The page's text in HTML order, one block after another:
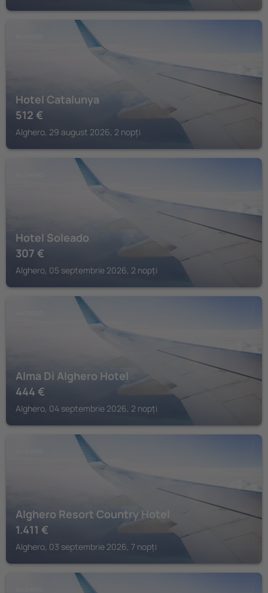
Hotel Catalunya
512 €
Alghero, 29 august 2026, 2 nopți
Hotel Soleado
307 €
Alghero, 05 septembrie 2026, 2 nopți
Alma Di Alghero Hotel
444 €
Alghero, 04 septembrie 2026, 2 nopți
Alghero Resort Country Hotel
1.411 €
Alghero, 03 septembrie 2026, 7 nopți